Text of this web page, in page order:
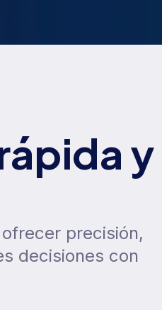
y
precisión,
decisiones con